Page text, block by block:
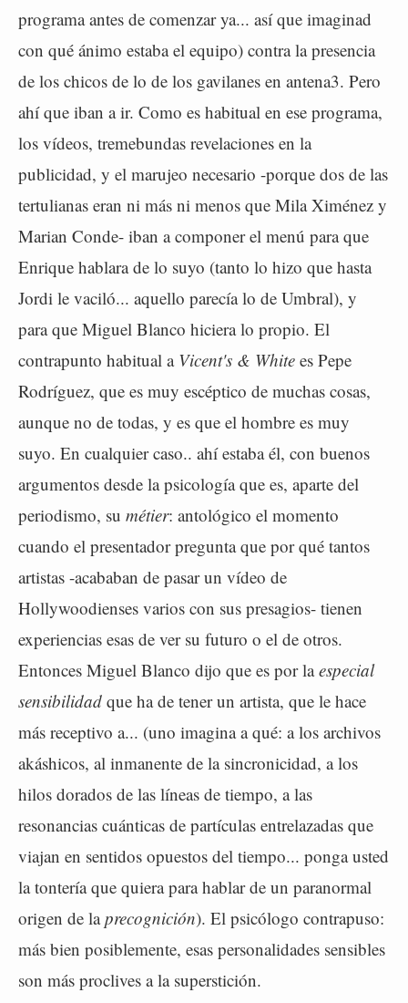
programa antes de comenzar ya... así que imaginad
con qué ánimo estaba el equipo) contra la presencia
de los chicos de lo de los gavilanes en antena3. Pero
ahí que iban a ir. Como es habitual en ese programa,
los vídeos, tremebundas revelaciones en la
publicidad, y el marujeo necesario -porque dos de las
tertulianas eran ni más ni menos que Mila Ximénez y
Marian Conde- iban a componer el menú para que
Enrique hablara de lo suyo (tanto lo hizo que hasta
Jordi le vaciló... aquello parecía lo de Umbral), y
para que Miguel Blanco hiciera lo propio. El
contrapunto habitual a Vicent's & White es Pepe
Rodríguez, que es muy escéptico de muchas cosas,
aunque no de todas, y es que el hombre es muy
suyo. En cualquier caso.. ahí estaba él, con buenos
argumentos desde la psicología que es, aparte del
periodismo, su métier: antológico el momento
cuando el presentador pregunta que por qué tantos
artistas -acababan de pasar un vídeo de
Hollywoodienses varios con sus presagios- tienen
experiencias esas de ver su futuro o el de otros.
Entonces Miguel Blanco dijo que es por laespecial
sensibilidad que ha de tener un artista, que le hace
más receptivo a... (uno imagina a qué: a los archivos
akáshicos, al inmanente de la sincronicidad, a los
hilos dorados de las líneas de tiempo, a las
resonancias cuánticas de partículas entrelazadas que
viajan en sentidos opuestos del tiempo... ponga usted
la tontería que quiera para hablar de un paranormal
origen de laprecognición). El psicólogo contrapuso:
más bien posiblemente, esas personalidades sensibles
son más proclives a la superstición.